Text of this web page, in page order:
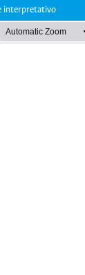
interpretativo